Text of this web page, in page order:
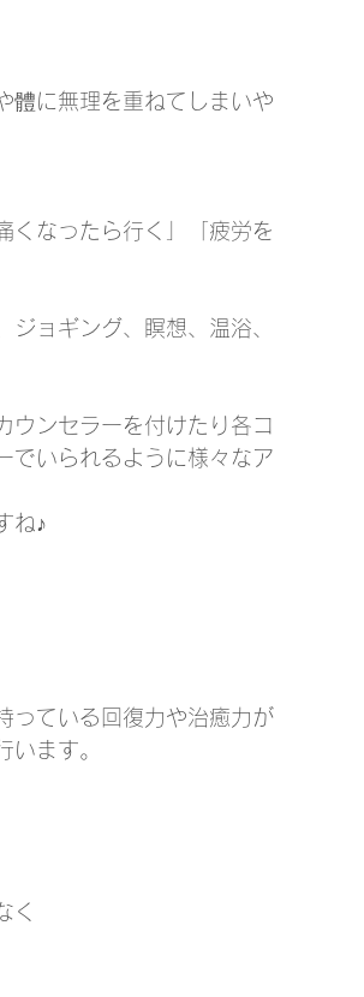
體に無理を重ねてしまいや
くなったら行く」「疲労を
ョギング、瞑想、温浴、
ウンセラーを付けたり各コ
でいられるように様々なア
ね♪
っている回復力や治癒力が
います。
く